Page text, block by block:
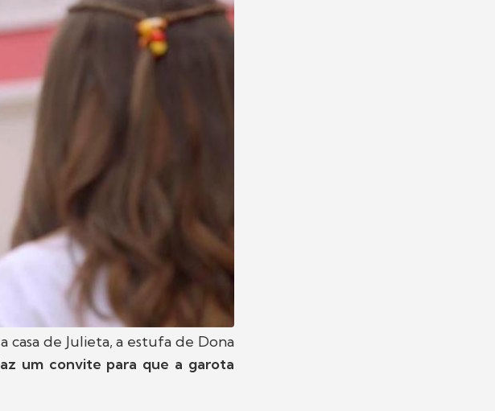
de Julieta, a estufa de Dona
um convite para que a garota